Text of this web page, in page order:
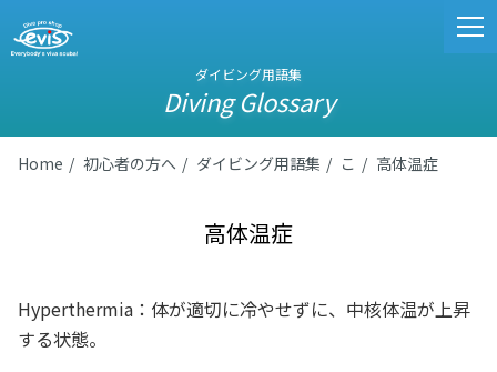
ダイビング用語集
Diving Glossary
Home 初心者の方へ ダイビング用語集 こ 高体温症
高体温症
Hyperthermia：体が適切に冷やせずに、中核体温が上昇
する状態。